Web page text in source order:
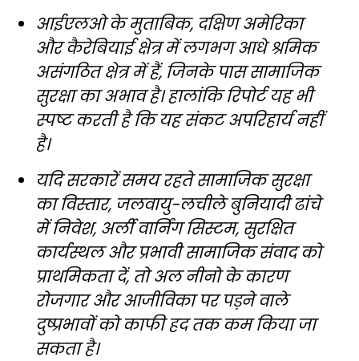
आईएलओ के मुताबिक, दक्षिण अमेरिका
और कैरेबियाई क्षेत्र में लगभग आधे श्रमिक
असंगठित क्षेत्र में हैं, जिनके पास सामाजिक
सुरक्षा का अभाव है। हालांकि रिपोर्ट यह भी
स्पष्ट करती है कि यह संकट अपरिहार्य नहीं
है।
यदि सरकारें समय रहते सामाजिक सुरक्षा
का विस्तार, जलवायु-लचीले बुनियादी ढांचे
में निवेश, अर्ली वार्निंग सिस्टम, सुरक्षित
कार्यस्थल और प्रभावी सामाजिक संवाद को
प्राथमिकता दें, तो अल नीनो के कारण
रोजगार और आजीविका पर पड़ने वाले
दुष्प्रभावों को काफी हद तक कम किया जा
सकता है।